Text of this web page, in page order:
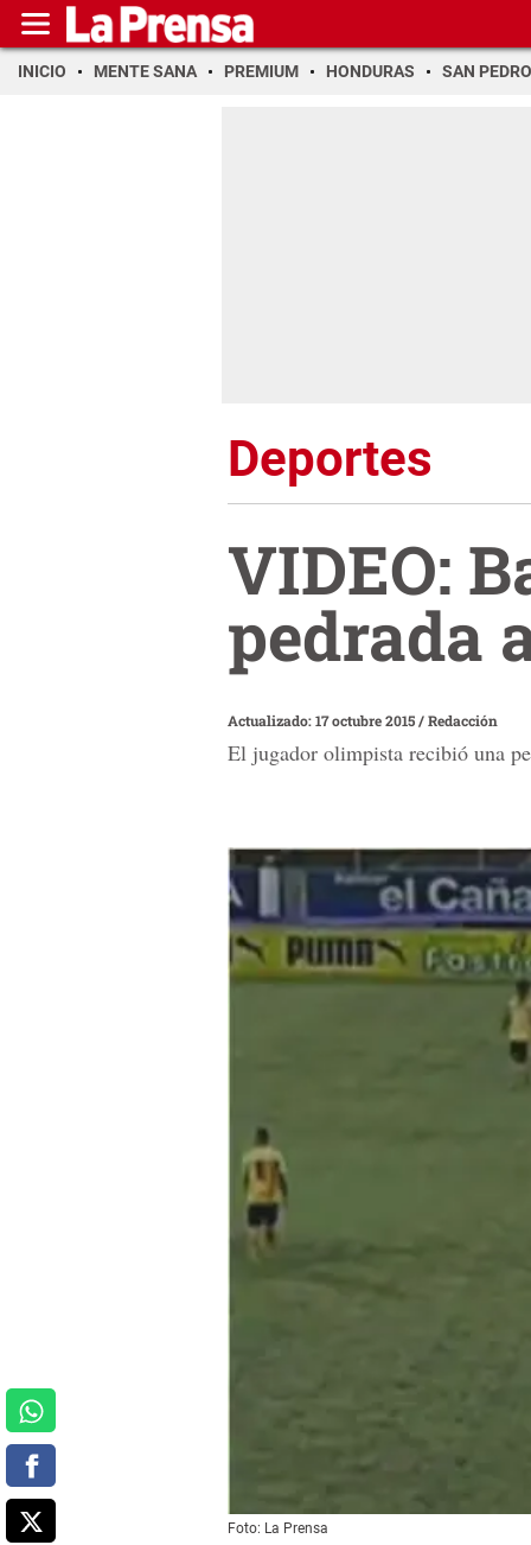
INICIO MENTE SANA PREMIUM HONDURAS SAN PEDRO
Deportes
VIDEO:
pedrada
Actualizado: 17 octubre 2015/Redacción
El jugador olimpista recibió una
Foto: La Prensa